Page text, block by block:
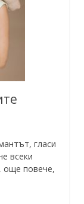
гласи
всеки
още повече,